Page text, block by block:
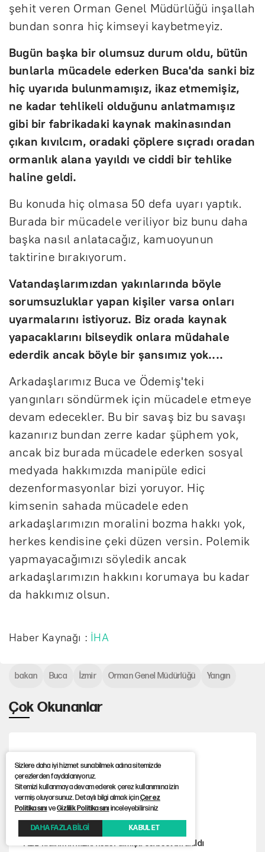
şehit veren Orman Genel Müdürlüğü inşallah
bundan sonra hiç kimseyi kaybetmeyiz.
Bugün başka bir olumsuz durum oldu, bütün
bunlarla mücadele ederken Buca'da sanki biz
hiç uyarıda bulunmamışız, ikaz etmemişiz,
ne kadar tehlikeli olduğunu anlatmamışız
gibi bir fabrikadaki kaynak makinasından
çıkan kıvılcım, oradaki çöplere sıçradı oradan
ormanlık alana yayıldı ve ciddi bir tehlike
haline geldi.
Bu konuda hiç olmasa 50 defa uyarı yaptık.
Burada bir mücadele veriliyor biz bunu daha
başka nasıl anlatacağız, kamuoyunun
taktirine bırakıyorum.
Vatandaşlarımızdan yakınlarında böyle
sorumsuzluklar yapan kişiler varsa onları
uyarmalarını istiyoruz. Biz orada kaynak
yapacaklarını bilseydik onlara müdahale
ederdik ancak böyle bir şansımız yok....
Arkadaşlarımız Buca ve Ödemiş'teki
yangınları söndürmek için mücadele etmeye
devam edecekler. Bu bir savaş biz bu savaşı
kazanırız bundan zerre kadar şüphem yok,
ancak biz burada mücadele ederken sosyal
medyada hakkımızda manipüle edici
dezenformasyonlar bizi yoruyor. Hiç
kimsenin sahada mücadele eden
arkadaşlarımızın moralini bozma hakkı yok,
herkes kendisine çeki düzen versin. Polemik
yapmayacağımızı söyledik ancak
arkadaşlarımızın hakkını korumaya bu kadar
da hakkımız olsun.
Haber Kaynağı : İHA
Çok Okunanlar
Beşiktaş’tan Gallagher hamlesi
Aziz Yıldırım'ın kızını hedef almıştı serbest bırakıldı
bakan Buca İzmir Orman Genel Müdürlüğü Yangın
Sizlere daha iyi hizmet sunabilmek adına sitemizde
çerezlerden faydalanıyoruz.
Sitemizi kullanmaya devam ederek çerez kullanımına izin
vermiş oluyorsunuz. Detaylı bilgi almak içinÇerez
PolitikasınıveGizlilik Politikasınıinceleyebilirsiniz
DAHA FAZLA BİLGİ KABUL ET